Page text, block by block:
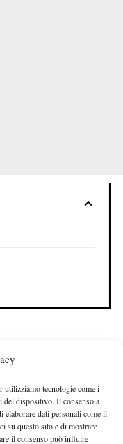
utilizziamo tecnologie come i
del dispositivo. Il consenso a
elaborare dati personali come il
su questo sito e di mostrare
il consenso può influire
in grande difficoltà
del rovescio.
saltava
muoverlo di più.